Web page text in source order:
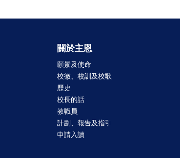
關於主恩
願景及使命
校徽、校訓及校歌
歷史
校長的話
教職員
計劃、報告及指引
申請入讀